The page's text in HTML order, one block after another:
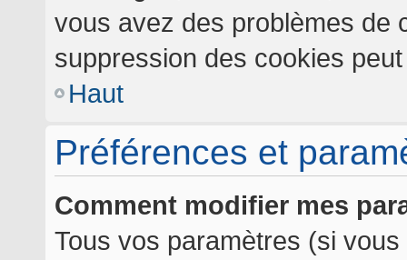
vous avez des problèmes de
suppression des cookies
Haut
Préférences et
Comment modifier mes
Tous vos paramètres (si